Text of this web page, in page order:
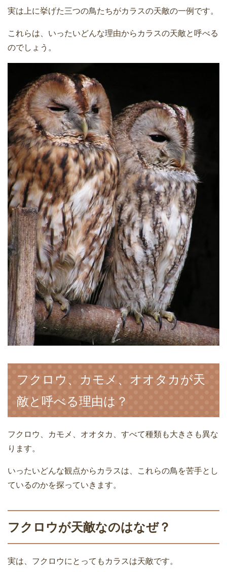
実は上に挙げた三つの鳥たちがカラスの天敵の一例です。
これらは、いったいどんな理由からカラスの天敵と呼べる
のでしょう。
フクロウ、カモメ、オオタカが天
敵と呼べる理由は？
フクロウ、カモメ、オオタカ、すべて種類も大きさも異な
ります。
いったいどんな観点からカラスは、これらの鳥を苦手とし
ているのかを探っていきます。
フクロウが天敵なのはなぜ？
実は、フクロウにとってもカラスは天敵です。